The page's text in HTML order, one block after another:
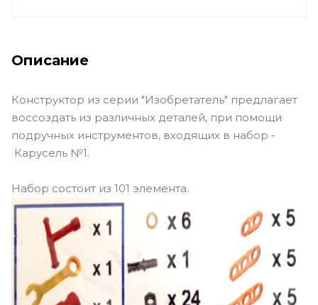
Описание
Конструктор из серии "Изобретатель" предлагает
воссоздать из различных деталей, при помощи
подручных инструментов, входящих в набор -
Карусель №1.
Набор состоит из 101 элемента.